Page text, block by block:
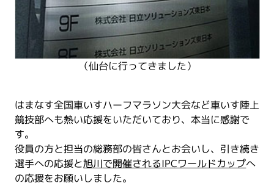
（仙台に行ってきました）
はまなす全国車いすハーフマラソン大会など車いす陸上
競技部へも熱い応援をいただいており、本当に感謝で
す。
役員の方と担当の総務部の皆さんとお会いし、引き続き
選手への応援と旭川で開催されるIPCワールドカップへ
の応援をお願いしました。